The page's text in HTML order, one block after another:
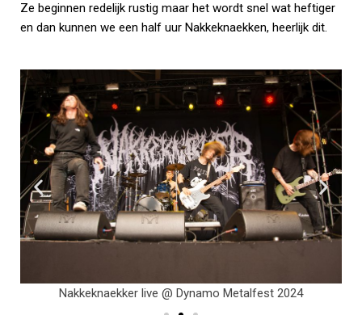
Ze beginnen redelijk rustig maar het wordt snel wat heftiger
en dan kunnen we een half uur Nakkeknaekken, heerlijk dit.
Nakkeknaekker live @ Dynamo Metalfest 2024